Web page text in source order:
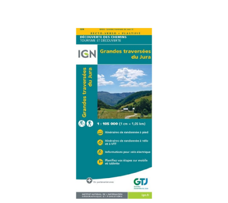
Bivouac
Trail
Escalade / Alpinisme
Bons Plans